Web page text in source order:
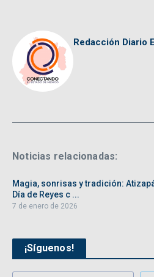
Redacción Diario
Noticias relacionadas:
Magia, sonrisas y tradición:
Día de Reyes c ...
7 de enero de 2026
¡Síguenos!